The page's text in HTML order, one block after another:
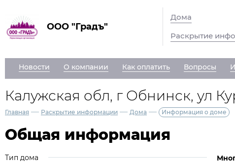
ООО "Градъ"
Дома
Раскрытие
Новости О компании Как оплатить Вопросы
Калужская обл, г Обнинск, ул
Главная — Раскрытие информации — Дома — Информация о доме
Общая информация
Тип дома